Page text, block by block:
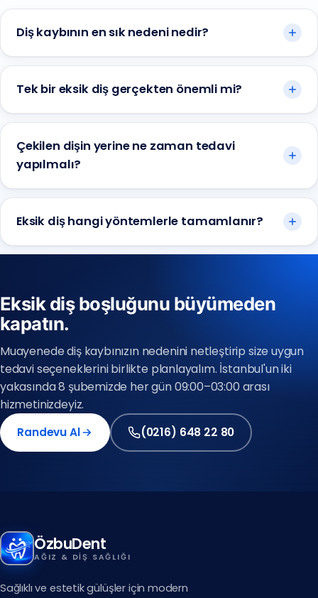
Diş kaybının en sık nedeni nedir?
Tek bir eksik diş gerçekten önemli mi?
Çekilen dişin yerine ne zaman tedavi
yapılmalı?
Eksik diş hangi yöntemlerle tamamlanır?
Eksik diş boşluğunu büyümeden
kapatın.
Muayenede diş kaybınızın nedenini netleştirip size uygun
tedavi seçeneklerini birlikte planlayalım. İstanbul'un iki
yakasında 8 şubemizde her gün 09:00–03:00 arası
hizmetinizdeyiz.
Randevu Al
(0216) 648 22 80
Avrupa Yakası
(0212) 909 88 80
ÖzbuDent
AĞIZ & DIŞ SAĞLIĞI
Sağlıklı ve estetik gülüşler için modern